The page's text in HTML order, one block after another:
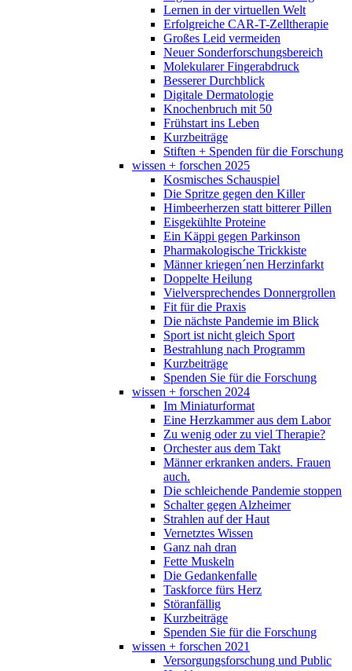
Lernen in der virtuellen Welt
Erfolgreiche CAR-T-Zelltherapie
Großes Leid vermeiden
Neuer Sonderforschungsbereich
Molekularer Fingerabdruck
Besserer Durchblick
Digitale Dermatologie
Knochenbruch mit 50
Frühstart ins Leben
Kurzbeiträge
Stiften + Spenden für die Forschung
wissen + forschen 2025
Kosmisches Schauspiel
Die Spritze gegen den Killer
Himbeerherzen statt bitterer Pillen
Eisgekühlte Proteine
Ein Käppi gegen Parkinson
Pharmakologische Trickkiste
Männer kriegen´nen Herzinfarkt
Doppelte Heilung
Vielversprechendes Donnergrollen
Fit für die Praxis
Die nächste Pandemie im Blick
Sport ist nicht gleich Sport
Bestrahlung nach Programm
Kurzbeiträge
Spenden Sie für die Forschung
wissen + forschen 2024
Im Miniaturformat
Eine Herzkammer aus dem Labor
Zu wenig oder zu viel Therapie?
Orchester aus dem Takt
Männer erkranken anders. Frauen
auch.
Die schleichende Pandemie stoppen
Schalter gegen Alzheimer
Strahlen auf der Haut
Vernetztes Wissen
Ganz nah dran
Fette Muskeln
Die Gedankenfalle
Taskforce fürs Herz
Störanfällig
Kurzbeiträge
Spenden Sie für die Forschung
wissen + forschen 2021
Versorgungsforschung und Public